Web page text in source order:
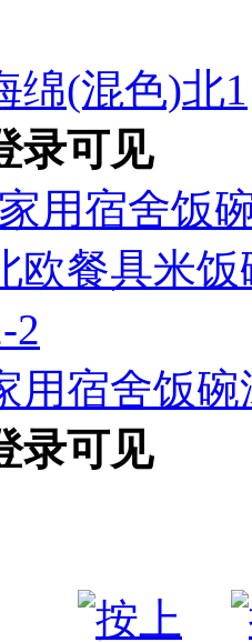
绵(混色)北1
录可见
用宿舍饭
录可见